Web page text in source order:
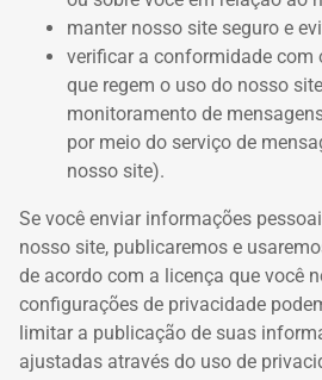
manter nosso site seguro e
verificar a conformidade com
que regem o uso do nosso
monitoramento de
por meio do serviço de
nosso site).
Se você enviar informações
nosso site, publicaremos e
de acordo com a licença que você
configurações de privacidade
limitar a publicação de suas
ajustadas através do uso de